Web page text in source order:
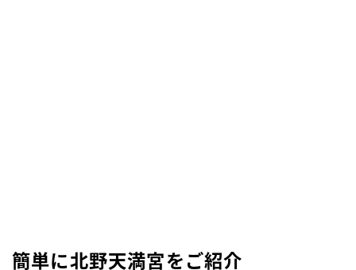
簡単に北野天満宮をご紹介